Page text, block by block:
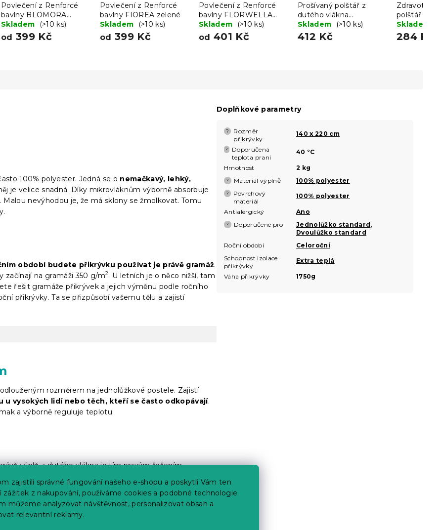
zajistili správné fungování našeho e-shopu a poskytli Vám ten
zážitek z nakupování, používáme cookies a podobné technologie.
můžeme analyzovat návštěvnost, personalizovat obsah a
relevantní reklamy.
Povlečení z Renforcé
bavlny BLOMORA
zelené
Skladem (>10 ks)
od 399 Kč
Povlečení z Renforcé
bavlny FIOREA zelené
Skladem
(>10 ks)
od 399 Kč
Povlečení z Renforcé
bavlny FLORWELLA
černé
Skladem (>10 ks)
od 401 Kč
Prošívaný polštář z
dutého vlákna
BELVEDERE 70x90 cm,
bílý
Skladem (>10 ks)
412 Kč
Zdravotní
polštář
ZIPEM 70 x
Skladem
284 Kč
100% polyester. Jedná se o nemačkavý, lehký,
je velice snadná. Díky mikrovláknům výborně absorbuje
. Malou nevýhodou je, že má sklony se žmolkovat. Tomu
období budete přikrývku používat je právě gramáž.
začínají na gramáži 350 g/m2. U letních je o něco nižší, tam
řešit gramáže přikrývek a jejich výměnu podle ročního
přikrývky. Ta se přizpůsobí vašemu tělu a zajistí
rozměrem na jednolůžkové postele. Zajistí
u vysokých lidí nebo těch, kteří se často odkopávají.
a výborně reguluje teplotu.
výplň z dutého vlákna je tím pravým řešením.
vám optimální tepelný komforta klidnou noc.
Doplňkové parametry
?
Rozměr
přikrývky
140 x 220 cm
?
Doporučená
teplota praní
40 °C
Hmotnost 2 kg
? Materiál výplně 100% polyester
?
Povrchový
materiál
100% polyester
Antialergický Ano
? Doporučené pro Jednolůžko standard,
Dvoulůžko standard
Roční období
Celoroční
Schopnost izolace
přikrývky
Extra teplá
Váha přikrývky 1750g